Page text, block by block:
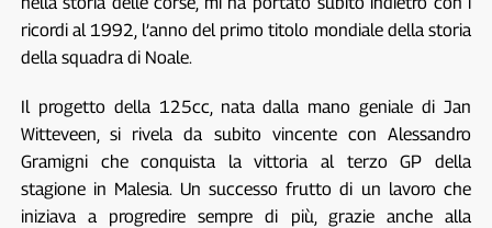
ricordi al 1992, l’anno del primo titolo mondiale della storia
della squadra di Noale.
Il progetto della 125cc, nata dalla mano geniale di Jan
Witteveen, si rivela da subito vincente con Alessandro
Gramigni che conquista la vittoria al terzo GP della
stagione in Malesia. Un successo frutto di un lavoro che
iniziava a progredire sempre di più, grazie anche alla